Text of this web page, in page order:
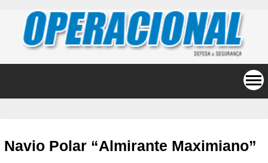
Navio Polar “Almirante Maximiano”